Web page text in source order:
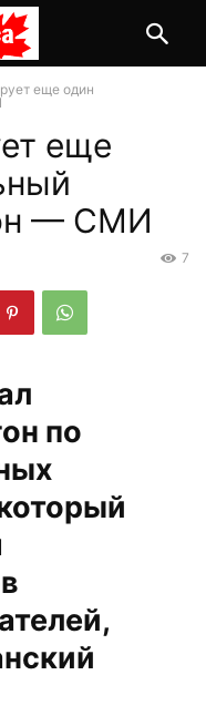
еще один
еще
— СМИ
7
по